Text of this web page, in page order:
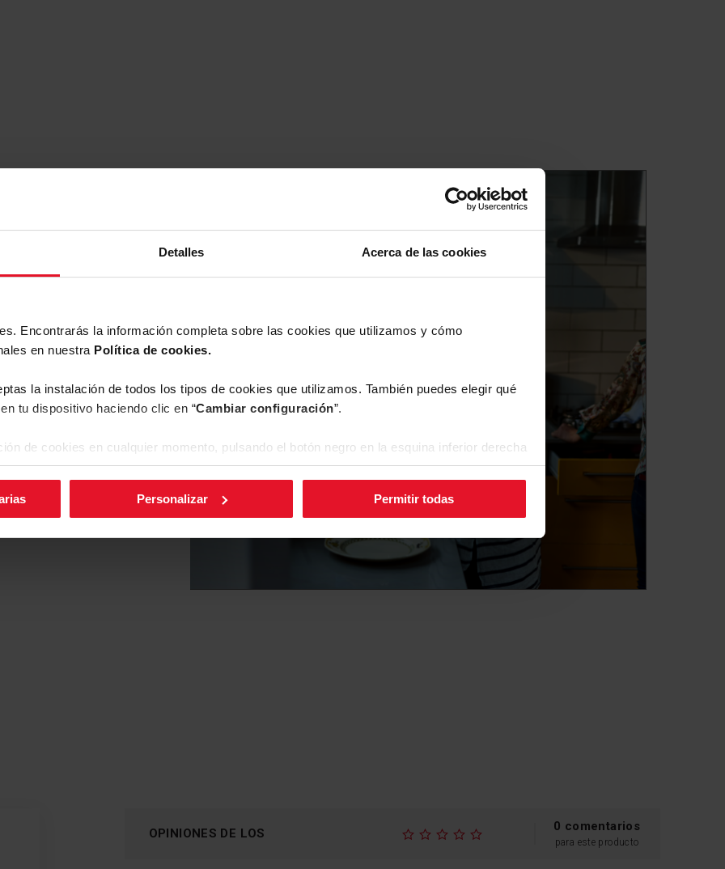
Detalles Acerca de las cookies
Encontrarás la información completa sobre las cookies que utilizamos y cómo
en nuestra Política de cookies.
la instalación de todos los tipos de cookies que utilizamos. También puedes elegir qué
tu dispositivo haciendo clic en “Cambiar configuración”.
de cookies en cualquier momento, pulsando el botón negro en la esquina inferior derecha
Personalizar Permitir todas
Descargar
OPINIONES DE LOS
0 comentarios
para este producto